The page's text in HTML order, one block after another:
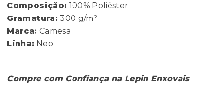
Composição: 100% Poliéster
Gramatura: 300 g/m²
Marca: Camesa
Linha: Neo
Compre com Confiança na Lepin Enxovais